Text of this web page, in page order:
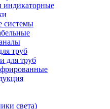
индикаторные
системы
труб
для труб
света)